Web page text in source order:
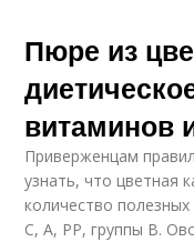
Пюре из
витаминов
Приверженцам
узнать, что цветная
количество
С, А, РР, группы В.